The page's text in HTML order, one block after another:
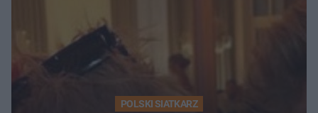
POLSKI SIATKARZ